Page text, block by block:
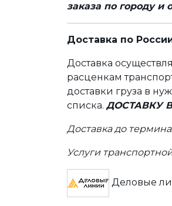
заказа по городу и
Доставка по
Доставка
расценкам
доставки груза в
списка. ДОСТАВКУ
Доставка до
Услуги
Деловые